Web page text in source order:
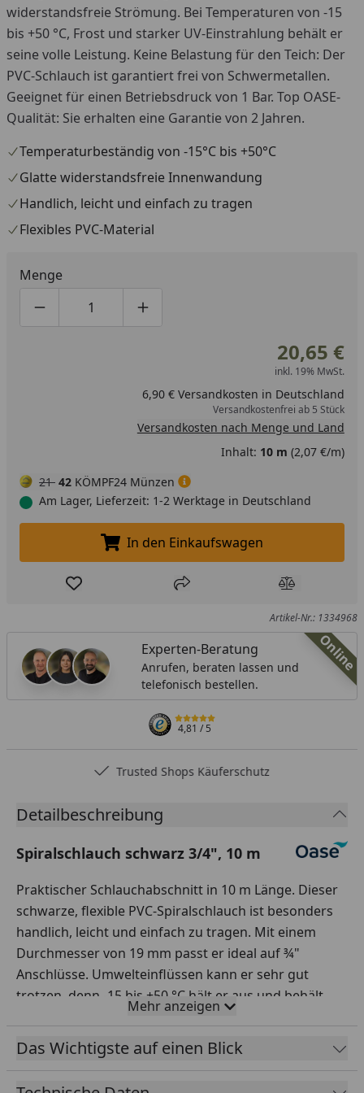
widerstandsfreie Strömung. Bei Temperaturen von -15
bis +50 °C, Frost und starker UV-Einstrahlung behält er
seine volle Leistung. Keine Belastung für den Teich: Der
PVC-Schlauch ist garantiert frei von Schwermetallen.
Geeignet für einen Betriebsdruck von 1 Bar. Top OASE-
Qualität: Sie erhalten eine Garantie von 2 Jahren.
Temperaturbeständig von -15°C bis +50°C
Glatte widerstandsfreie Innenwandung
Handlich, leicht und einfach zu tragen
Flexibles PVC-Material
Menge
Produktmenge um eins verringern
Produktmenge manuell eingeben
Produktmenge um eins erhöhen
20,65 €
inkl. 19% MwSt.
6,90 € Versandkosten in Deutschland
Versandkostenfrei ab 5 Stück
Versandkosten nach Menge und Land
Inhalt: 10 m (2,07 €/m)
21 42 KÖMPF24 Münzen
Am Lager, Lieferzeit: 1-2 Werktage in Deutschland
In den Einkaufswagen legen
In den Einkaufswagen
Produkt zur Wunschliste hinzufügen
Teilen Produkt
Artikel-Nr.: 1334968
Online
Experten-Beratung
Anrufen, beraten lassen und
telefonisch bestellen.
4,81/ 5
Trusted Shops Käuferschutz
Detailbeschreibung
Spiralschlauch schwarz 3/4", 10 m
Praktischer Schlauchabschnitt in 10 m Länge. Dieser
schwarze, flexible PVC-Spiralschlauch ist besonders
handlich, leicht und einfach zu tragen. Mit einem
Durchmesser von 19 mm passt er ideal auf ¾"
Anschlüsse. Umwelteinflüssen kann er sehr gut
trotzen, denn -15 bis +50 °C hält er aus und behält
seine volle Leistung auch bei Frost und starker UV-
Einstrahlung. Die sehr glatte Innenwandung sorgt für
eine widerstrandsfreie Strömung. Garantiert frei von
Mehr anzeigen
Das Wichtigste auf einen Blick